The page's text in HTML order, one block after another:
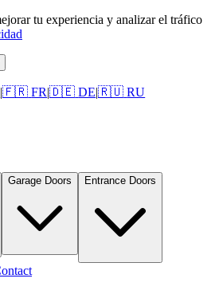
tu experiencia y analizar el tráfico
|🇫🇷 FR|🇩🇪 DE|🇷🇺 RU
Garage Doors Entrance Doors